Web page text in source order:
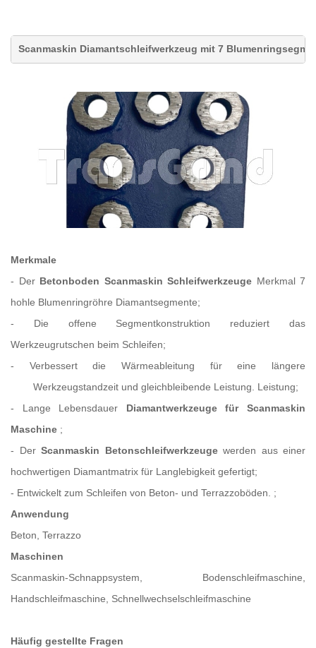
Scanmaskin Diamantschleifwerkzeug mit 7
Merkmale
- Der Betonboden Scanmaskin Schleifwerkzeuge Merkmal 7
hohle Blumenringröhre Diamantsegmente;
- Die offene Segmentkonstruktion reduziert das
Werkzeugrutschen beim Schleifen;
- Verbessert die Wärmeableitung für eine längere
Werkzeugstandzeit und gleichbleibende Leistung. Leistung;
- Lange Lebensdauer Diamantwerkzeuge fürScanmaskin
Maschine ;
- Der Scanmaskin Betonschleifwerkzeuge werden aus einer
hochwertigen Diamantmatrix für Langlebigkeit gefertigt;
- Entwickelt zum Schleifen von Beton- und Terrazzoböden. ;
Anwendung
Beton, Terrazzo
Maschinen
Scanmaskin-Schnappsystem, Bodenschleifmaschine,
Handschleifmaschine, Schnellwechselschleifmaschine
Häufig gestellte Fragen